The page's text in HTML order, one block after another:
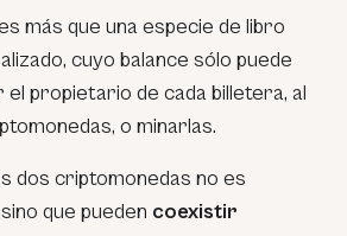
más que una especie de libro
cuyo balance sólo puede
propietario de cada billetera, al
o minarlas.
dos criptomonedas no es
que pueden coexistir